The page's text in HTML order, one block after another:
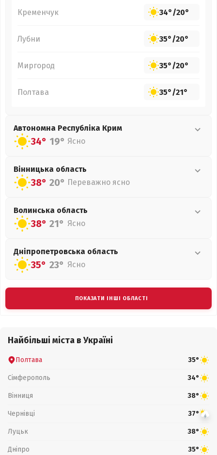
Кременчук 34°/20°
Лубни 35°/20°
Миргород 35°/20°
Полтава 35°/21°
Автономна Республіка Крим
34° 19° Ясно
Вінницька область
38° 20° Переважно ясно
Волинська область
38° 21° Ясно
Дніпропетровська область
35° 23° Ясно
ПОКАЗАТИ ІНШІ ОБЛАСТІ
Найбільші міста в Україні
Полтава 35°
Сімферополь 34°
Вінниця 38°
Чернівці 37°
Луцьк 38°
Дніпро 35°